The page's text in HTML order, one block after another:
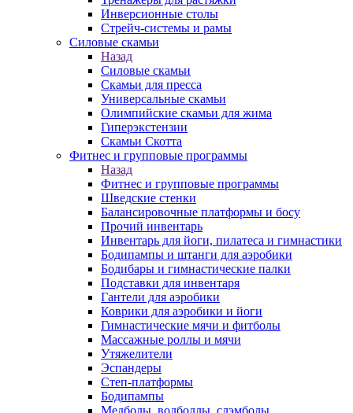
Инверсионные столы
Стрейч-системы и рамы
Силовые скамьи
Назад
Силовые скамьи
Скамьи для пресса
Универсальные скамьи
Олимпийские скамьи для жима
Гиперэкстензии
Скамьи Скотта
Фитнес и групповые программы
Назад
Фитнес и групповые программы
Шведские стенки
Балансировочные платформы и босу
Прочий инвентарь
Инвентарь для йоги, пилатеса и гимнастики
Бодипампы и штанги для аэробики
Бодибары и гимнастические палки
Подставки для инвентаря
Гантели для аэробики
Коврики для аэробики и йоги
Гимнастические мячи и фитболы
Массажные роллы и мячи
Утяжелители
Эспандеры
Степ-платформы
Бодипампы
Медболы, волболлы, слэмболы